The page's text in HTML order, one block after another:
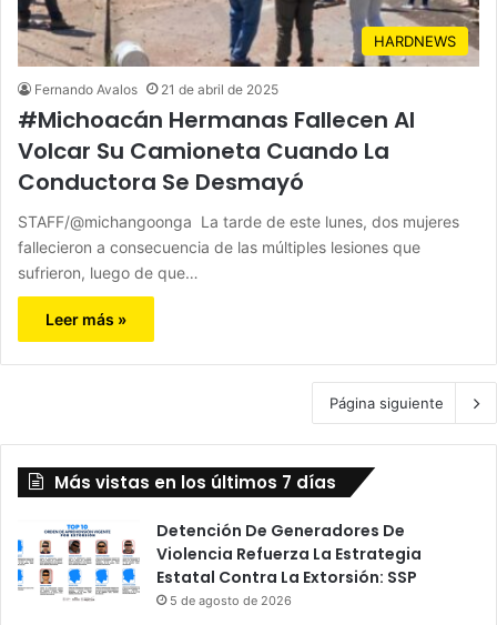
HARDNEWS
Fernando Avalos 21 de abril de 2025
#Michoacán Hermanas Fallecen Al
Volcar Su Camioneta Cuando La
Conductora Se Desmayó
STAFF/@michangoonga La tarde de este lunes, dos mujeres
fallecieron a consecuencia de las múltiples lesiones que
sufrieron, luego de que…
Leer más »
Página siguiente
Más vistas en los últimos 7 días
Detención De Generadores De
Violencia Refuerza La Estrategia
Estatal Contra La Extorsión: SSP
5 de agosto de 2026